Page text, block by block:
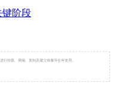
键阶段
行转载、摘编、复制及建立镜像等任何使用。